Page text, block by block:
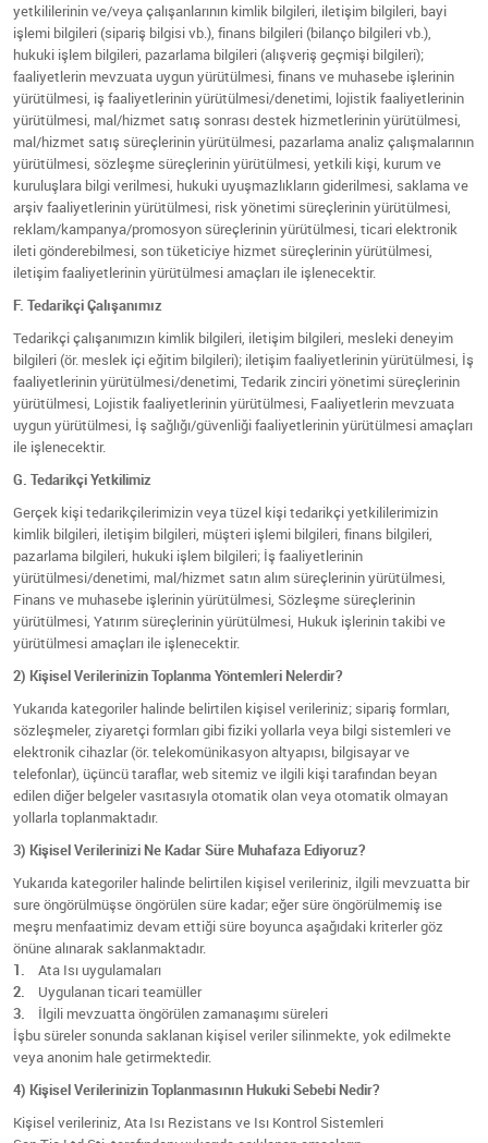
yetkililerinin ve/veya çalışanlarının kimlik bilgileri, iletişim bilgileri, bayi
işlemi bilgileri (sipariş bilgisi vb.), finans bilgileri (bilanço bilgileri vb.),
hukuki işlem bilgileri, pazarlama bilgileri (alışveriş geçmişi bilgileri);
faaliyetlerin mevzuata uygun yürütülmesi, finans ve muhasebe işlerinin
yürütülmesi, iş faaliyetlerinin yürütülmesi/denetimi, lojistik faaliyetlerinin
yürütülmesi, mal/hizmet satış sonrası destek hizmetlerinin yürütülmesi,
mal/hizmet satış süreçlerinin yürütülmesi, pazarlama analiz çalışmalarının
yürütülmesi, sözleşme süreçlerinin yürütülmesi, yetkili kişi, kurum ve
kuruluşlara bilgi verilmesi, hukuki uyuşmazlıkların giderilmesi, saklama ve
arşiv faaliyetlerinin yürütülmesi, risk yönetimi süreçlerinin yürütülmesi,
reklam/kampanya/promosyon süreçlerinin yürütülmesi, ticari elektronik
ileti gönderebilmesi, son tüketiciye hizmet süreçlerinin yürütülmesi,
iletişim faaliyetlerinin yürütülmesi amaçları ile işlenecektir.
F. Tedarikçi Çalışanımız
Tedarikçi çalışanımızın kimlik bilgileri, iletişim bilgileri, mesleki deneyim
bilgileri (ör. meslek içi eğitim bilgileri); iletişim faaliyetlerinin yürütülmesi, İş
faaliyetlerinin yürütülmesi/denetimi, Tedarik zinciri yönetimi süreçlerinin
yürütülmesi, Lojistik faaliyetlerinin yürütülmesi, Faaliyetlerin mevzuata
uygun yürütülmesi, İş sağlığı/güvenliği faaliyetlerinin yürütülmesi amaçları
ile işlenecektir.
G. Tedarikçi Yetkilimiz
Gerçek kişi tedarikçilerimizin veya tüzel kişi tedarikçi yetkililerimizin
kimlik bilgileri, iletişim bilgileri, müşteri işlemi bilgileri, finans bilgileri,
pazarlama bilgileri, hukuki işlem bilgileri; İş faaliyetlerinin
yürütülmesi/denetimi, mal/hizmet satın alım süreçlerinin yürütülmesi,
Finans ve muhasebe işlerinin yürütülmesi, Sözleşme süreçlerinin
yürütülmesi, Yatırım süreçlerinin yürütülmesi, Hukuk işlerinin takibi ve
yürütülmesi amaçları ile işlenecektir.
2) Kişisel Verilerinizin Toplanma Yöntemleri Nelerdir?
Yukarıda kategoriler halinde belirtilen kişisel verileriniz; sipariş formları,
sözleşmeler, ziyaretçi formları gibi fiziki yollarla veya bilgi sistemleri ve
elektronik cihazlar (ör. telekomünikasyon altyapısı, bilgisayar ve
telefonlar), üçüncü taraflar, web sitemiz ve ilgili kişi tarafından beyan
edilen diğer belgeler vasıtasıyla otomatik olan veya otomatik olmayan
yollarla toplanmaktadır.
3) Kişisel Verilerinizi Ne Kadar Süre Muhafaza Ediyoruz?
Yukarıda kategoriler halinde belirtilen kişisel verileriniz, ilgili mevzuatta bir
sure öngörülmüşse öngörülen süre kadar; eğer süre öngörülmemiş ise
meşru menfaatimiz devam ettiği süre boyunca aşağıdaki kriterler göz
önüne alınarak saklanmaktadır.
1. Ata Isı uygulamaları
2.
Uygulanan ticari teamüller
3.
İlgili mevzuatta öngörülen zamanaşımı süreleri
İşbu süreler sonunda saklanan kişisel veriler silinmekte, yok edilmekte
veya anonim hale getirmektedir.
4) Kişisel Verilerinizin Toplanmasının Hukuki Sebebi Nedir?
Kişisel verileriniz, Ata Isı Rezistans ve Isı Kontrol Sistemleri